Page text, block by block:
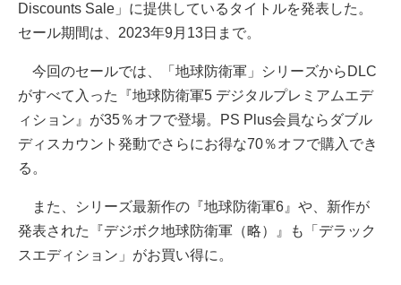
Discounts Sale」に提供しているタイトルを発表した。
セール期間は、2023年9月13日まで。
今回のセールでは、「地球防衛軍」シリーズからDLC
がすべて入った『地球防衛軍5 デジタルプレミアムエデ
ィション』が35％オフで登場。PS Plus会員ならダブル
ディスカウント発動でさらにお得な70％オフで購入でき
る。
また、シリーズ最新作の『地球防衛軍6』や、新作が
発表された『デジボク地球防衛軍（略）』も「デラック
スエディション」がお買い得に。